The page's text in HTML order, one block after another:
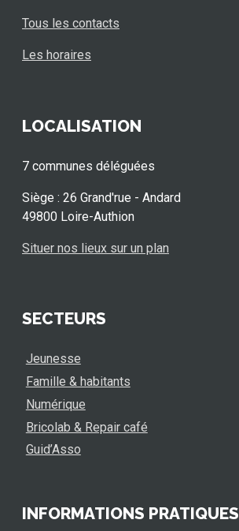
Tous les contacts
Les horaires
LOCALISATION
7 communes déléguées
Siège : 26 Grand'rue - Andard
49800 Loire-Authion
Situer nos lieux sur un plan
SECTEURS
Jeunesse
Famille & habitants
Numérique
Bricolab & Repair café
Guid’Asso
INFORMATIONS PRATIQUES